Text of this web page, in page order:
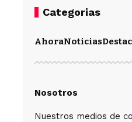
Categorias
AhoraNoticias
Nosotros
Nuestros medios de